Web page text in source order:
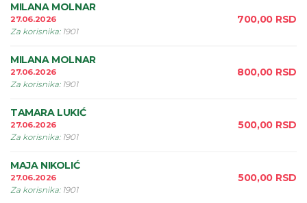
MILANA MOLNAR
27.06.2026
Za korisnika: 1901
700,00 RSD
MILANA MOLNAR
27.06.2026
Za korisnika: 1901
800,00 RSD
TAMARA LUKIĆ
27.06.2026
Za korisnika: 1901
500,00 RSD
MAJA NIKOLIĆ
27.06.2026
Za korisnika: 1901
500,00 RSD